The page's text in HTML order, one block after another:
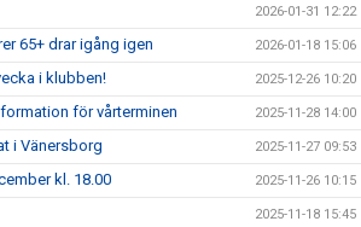
2026-01-31 12:22
65+ drar igång igen 2026-01-18 15:06
i klubben! 2025-12-26 10:20
för vårterminen 2025-11-28 14:00
i Vänersborg 2025-11-27 09:53
kl. 18.00 2025-11-26 10:15
2025-11-18 15:45